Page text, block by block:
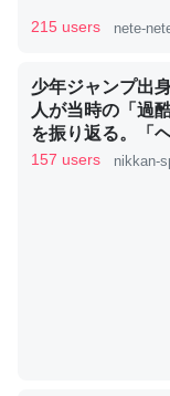
かりやすく強くな
昆虫ってカルシ
コオロギのカル
─ニュース :: 【研究
215 users nete-
少年ジャンプ出
人が当時の「過
を振り返る。「
も原稿は落とさ
157 users nikkan-